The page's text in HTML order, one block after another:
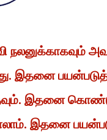
நலனுக்காகவும்
இதனை
உதவும். இதனை
இதனை